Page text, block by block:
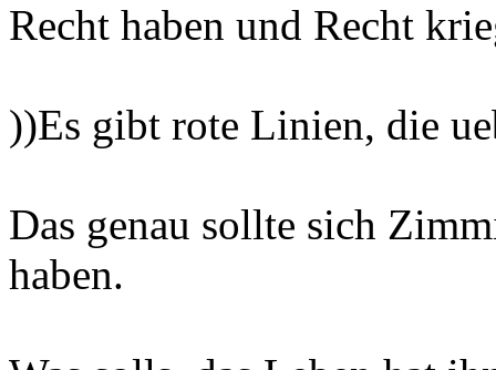
Recht haben und Recht
))Es gibt rote Linien, die
Das genau sollte sich
haben.